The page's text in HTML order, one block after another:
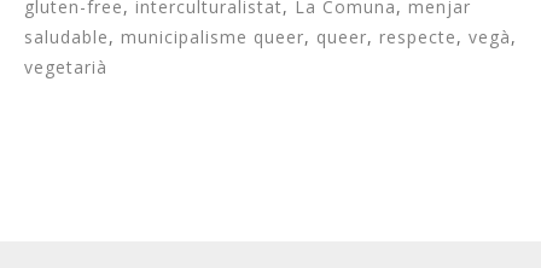
gluten-free, interculturalistat, La Comuna, menjar
saludable, municipalisme queer, queer, respecte, vegà,
vegetarià